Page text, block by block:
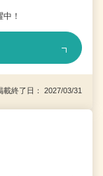
！
終了日： 2027/03/31